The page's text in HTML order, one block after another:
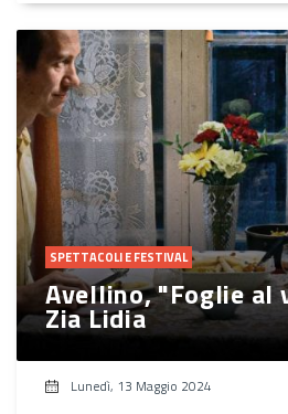
SPETTACOLI E FESTIVAL
Avellino, "Foglie al
Zia Lidia
Lunedì, 13 Maggio 2024